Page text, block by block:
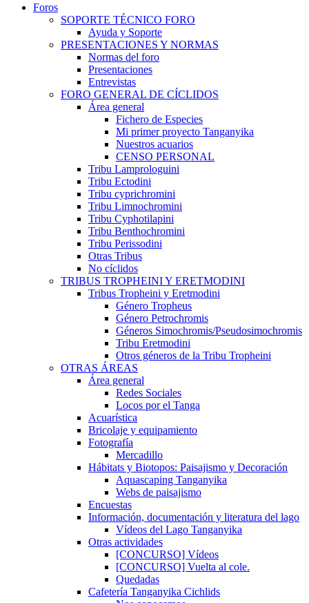
Foros
SOPORTE TÉCNICO FORO
Ayuda y Soporte
PRESENTACIONES Y NORMAS
Normas del foro
Presentaciones
Entrevistas
FORO GENERAL DE CÍCLIDOS
Área general
Fichero de Especies
Mi primer proyecto Tanganyika
Nuestros acuarios
CENSO PERSONAL
Tribu Lamprologuini
Tribu Ectodini
Tribu cyprichromini
Tribu Limnochromini
Tribu Cyphotilapini
Tribu Benthochromini
Tribu Perissodini
Otras Tribus
No cíclidos
TRIBUS TROPHEINI Y ERETMODINI
Tribus Tropheini y Eretmodini
Género Tropheus
Género Petrochromis
Géneros Simochromis/Pseudosimochromis
Tribu Eretmodini
Otros géneros de la Tribu Tropheini
OTRAS ÁREAS
Área general
Redes Sociales
Locos por el Tanga
Acuarística
Bricolaje y equipamiento
Fotografía
Mercadillo
Hábitats y Biotopos: Paisajismo y Decoración
Aquascaping Tanganyika
Webs de paisajismo
Encuestas
Información, documentación y literatura del lago
Vídeos del Lago Tanganyika
Otras actividades
[CONCURSO] Vídeos
[CONCURSO] Vuelta al cole.
Quedadas
Cafetería Tanganyika Cichlids